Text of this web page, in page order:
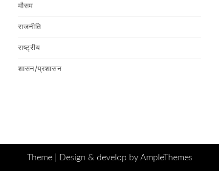
मौसम
राजनीति
राष्ट्रीय
शासन/प्रशासन
Theme | Design & develop by AmpleThemes